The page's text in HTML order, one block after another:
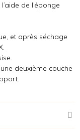
de l’éponge
et après séchage
deuxième couche